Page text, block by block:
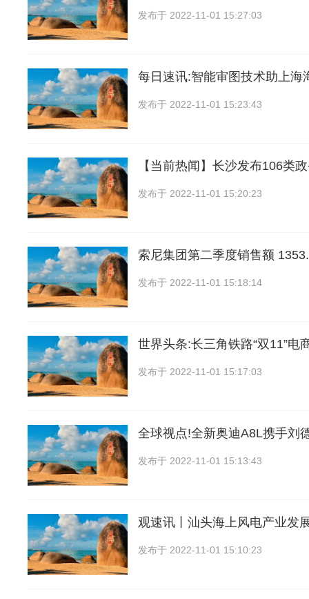
发布于 2022-11-01 15:27:03
每日速讯:智能审图技术助上海
发布于 2022-11-01 15:23:43
【当前热闻】长沙发布106类
发布于 2022-11-01 15:20:23
索尼集团第二季度销售额
发布于 2022-11-01 15:18:14
世界头条:长三角铁路“双11”电
发布于 2022-11-01 15:17:03
全球视点!全新奥迪A8L携手刘
发布于 2022-11-01 15:13:43
观速讯丨汕头海上风电产业发
发布于 2022-11-01 15:10:23